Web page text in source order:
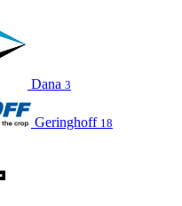
Dana 3
Geringhoff 18